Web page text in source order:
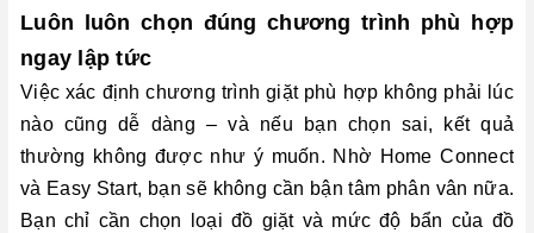
Luôn luôn chọn đúng chương trình phù hợp
ngay lập tức
Việc xác định chương trình giặt phù hợp không phải lúc
nào cũng dễ dàng – và nếu bạn chọn sai, kết quả
thường không được như ý muốn. Nhờ Home Connect
và Easy Start, bạn sẽ không cần bận tâm phân vân nữa.
Bạn chỉ cần chọn loại đồ giặt và mức độ bẩn của đồ